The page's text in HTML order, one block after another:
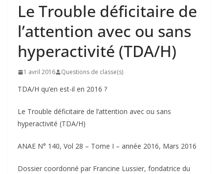
Le Trouble déficitaire de
l’attention avec ou sans
hyperactivité (TDA/H)
1 avril 2016 Questions de classe(s)
TDA/H qu’en est-il en 2016 ?
Le Trouble déficitaire de l’attention avec ou sans
hyperactivité (TDA/H)
ANAE N° 140, Vol 28 – Tome I – année 2016, Mars 2016
Dossier coordonné par Francine Lussier, fondatrice du